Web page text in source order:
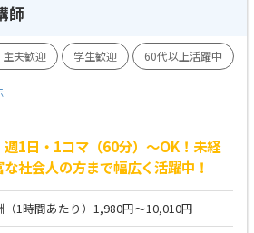
師
夫歓迎 学生歓迎
60代以上活躍中
週1日・1コマ（60分）～OK！未経
社会人の方まで幅広く活躍中！
（1時間あたり）1,980円～10,010円